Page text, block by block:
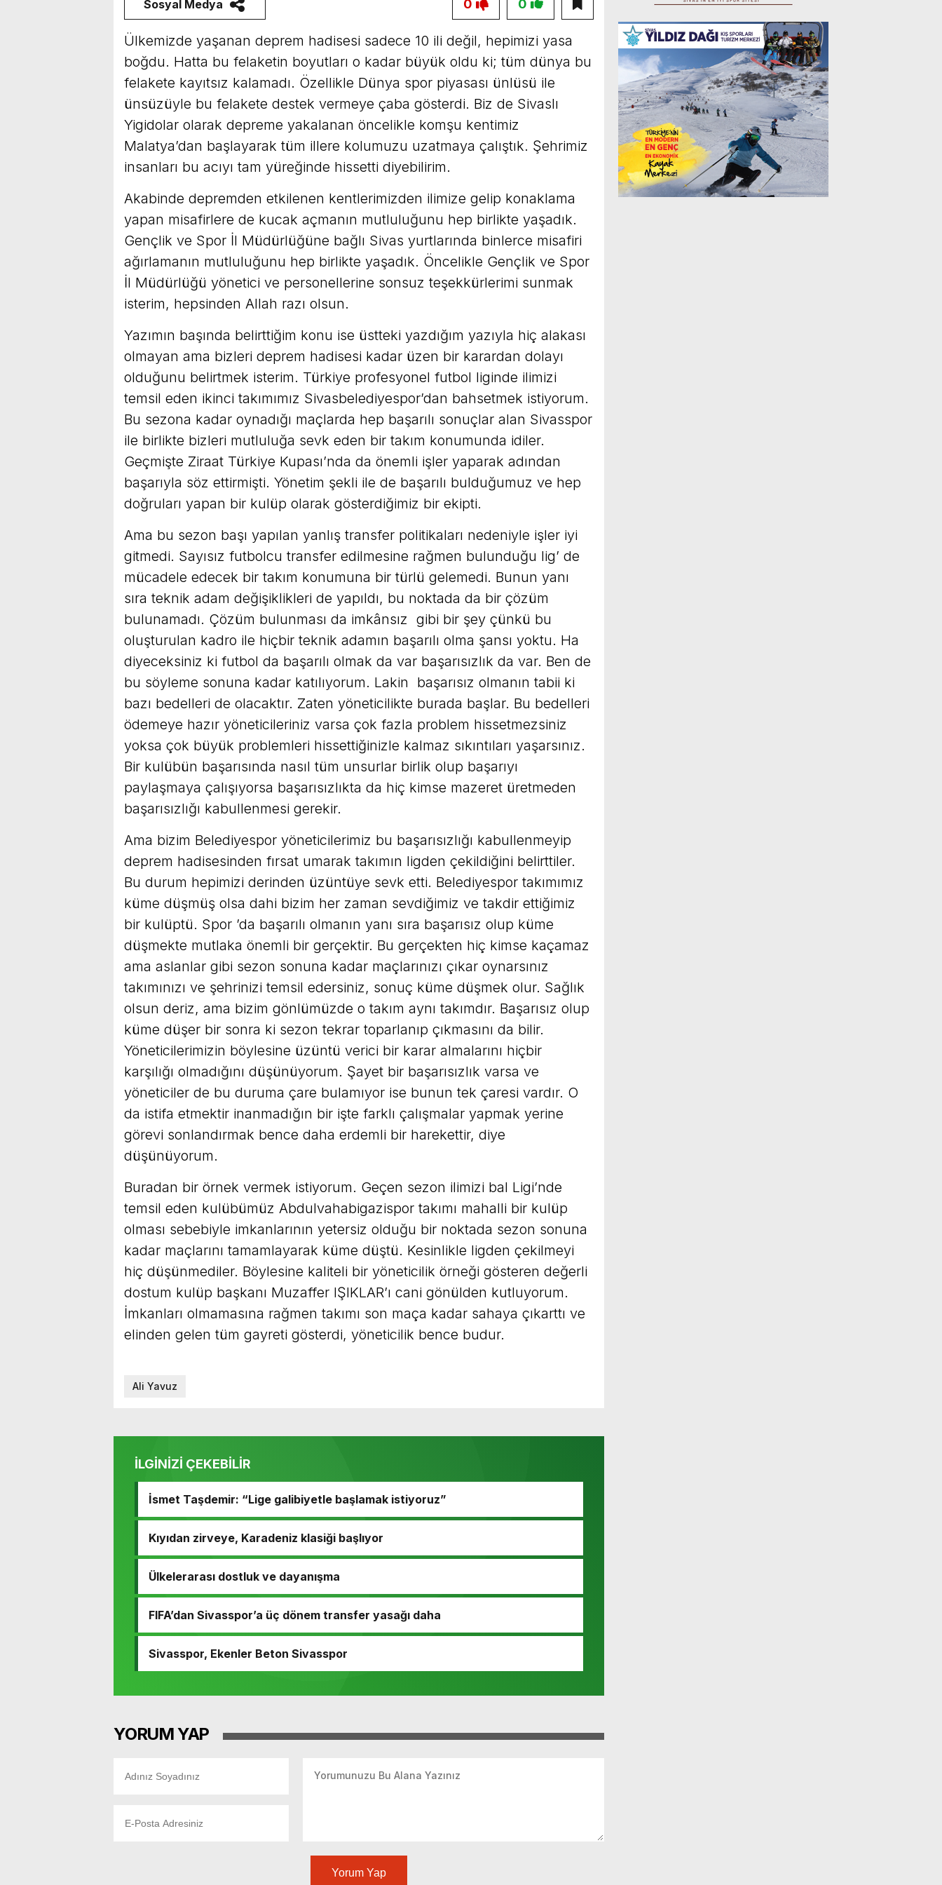
Sosyal Medya 0
0
Ülkemizde yaşanan deprem hadisesi sadece 10 ili değil, hepimizi yasa
boğdu. Hatta bu felaketin boyutları o kadar büyük oldu ki; tüm dünya bu
felakete kayıtsız kalamadı. Özellikle Dünya spor piyasası ünlüsü ile
ünsüzüyle bu felakete destek vermeye çaba gösterdi. Biz de Sivaslı
Yigidolar olarak depreme yakalanan öncelikle komşu kentimiz
Malatya’dan başlayarak tüm illere kolumuzu uzatmaya çalıştık. Şehrimiz
insanları bu acıyı tam yüreğinde hissetti diyebilirim.
Akabinde depremden etkilenen kentlerimizden ilimize gelip konaklama
yapan misafirlere de kucak açmanın mutluluğunu hep birlikte yaşadık.
Gençlik ve Spor İl Müdürlüğüne bağlı Sivas yurtlarında binlerce misafiri
ağırlamanın mutluluğunu hep birlikte yaşadık. Öncelikle Gençlik ve Spor
İl Müdürlüğü yönetici ve personellerine sonsuz teşekkürlerimi sunmak
isterim, hepsinden Allah razı olsun.
Yazımın başında belirttiğim konu ise üstteki yazdığım yazıyla hiç alakası
olmayan ama bizleri deprem hadisesi kadar üzen bir karardan dolayı
olduğunu belirtmek isterim. Türkiye profesyonel futbol liginde ilimizi
temsil eden ikinci takımımız Sivasbelediyespor’dan bahsetmek istiyorum.
Bu sezona kadar oynadığı maçlarda hep başarılı sonuçlar alan Sivasspor
ile birlikte bizleri mutluluğa sevk eden bir takım konumunda idiler.
Geçmişte Ziraat Türkiye Kupası’nda da önemli işler yaparak adından
başarıyla söz ettirmişti. Yönetim şekli ile de başarılı bulduğumuz ve hep
doğruları yapan bir kulüp olarak gösterdiğimiz bir ekipti.
Ama bu sezon başı yapılan yanlış transfer politikaları nedeniyle işler iyi
gitmedi. Sayısız futbolcu transfer edilmesine rağmen bulunduğu lig’ de
mücadele edecek bir takım konumuna bir türlü gelemedi. Bunun yanı
sıra teknik adam değişiklikleri de yapıldı, bu noktada da bir çözüm
bulunamadı. Çözüm bulunması da imkânsız gibi bir şey çünkü bu
oluşturulan kadro ile hiçbir teknik adamın başarılı olma şansı yoktu. Ha
diyeceksiniz ki futbol da başarılı olmak da var başarısızlık da var. Ben de
bu söyleme sonuna kadar katılıyorum. Lakin başarısız olmanın tabii ki
bazı bedelleri de olacaktır. Zaten yöneticilikte burada başlar. Bu bedelleri
ödemeye hazır yöneticileriniz varsa çok fazla problem hissetmezsiniz
yoksa çok büyük problemleri hissettiğinizle kalmaz sıkıntıları yaşarsınız.
Bir kulübün başarısında nasıl tüm unsurlar birlik olup başarıyı
paylaşmaya çalışıyorsa başarısızlıkta da hiç kimse mazeret üretmeden
başarısızlığı kabullenmesi gerekir.
Ama bizim Belediyespor yöneticilerimiz bu başarısızlığı kabullenmeyip
deprem hadisesinden fırsat umarak takımın ligden çekildiğini belirttiler.
Bu durum hepimizi derinden üzüntüye sevk etti. Belediyespor takımımız
küme düşmüş olsa dahi bizim her zaman sevdiğimiz ve takdir ettiğimiz
bir kulüptü. Spor ’da başarılı olmanın yanı sıra başarısız olup küme
düşmekte mutlaka önemli bir gerçektir. Bu gerçekten hiç kimse kaçamaz
ama aslanlar gibi sezon sonuna kadar maçlarınızı çıkar oynarsınız
takımınızı ve şehrinizi temsil edersiniz, sonuç küme düşmek olur. Sağlık
olsun deriz, ama bizim gönlümüzde o takım aynı takımdır. Başarısız olup
küme düşer bir sonra ki sezon tekrar toparlanıp çıkmasını da bilir.
Yöneticilerimizin böylesine üzüntü verici bir karar almalarını hiçbir
karşılığı olmadığını düşünüyorum. Şayet bir başarısızlık varsa ve
yöneticiler de bu duruma çare bulamıyor ise bunun tek çaresi vardır. O
da istifa etmektir inanmadığın bir işte farklı çalışmalar yapmak yerine
görevi sonlandırmak bence daha erdemli bir harekettir, diye
düşünüyorum.
Buradan bir örnek vermek istiyorum. Geçen sezon ilimizi bal Ligi’nde
temsil eden kulübümüz Abdulvahabigazispor takımı mahalli bir kulüp
olması sebebiyle imkanlarının yetersiz olduğu bir noktada sezon sonuna
kadar maçlarını tamamlayarak küme düştü. Kesinlikle ligden çekilmeyi
hiç düşünmediler. Böylesine kaliteli bir yöneticilik örneği gösteren değerli
dostum kulüp başkanı Muzaffer IŞIKLAR’ı cani gönülden kutluyorum.
İmkanları olmamasına rağmen takımı son maça kadar sahaya çıkarttı ve
elinden gelen tüm gayreti gösterdi, yöneticilik bence budur.
Ali Yavuz
İLGİNİZİ ÇEKEBİLİR
İsmet Taşdemir: “Lige galibiyetle başlamak istiyoruz”
Kıyıdan zirveye, Karadeniz klasiği başlıyor
Ülkelerarası dostluk ve dayanışma
FIFA’dan Sivasspor’a üç dönem transfer yasağı daha
Sivasspor, Ekenler Beton Sivasspor
YORUM YAP
Yorum Yap